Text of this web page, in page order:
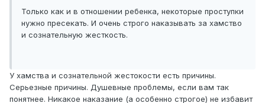
Только как и в отношении ребенка, некоторые проступки
нужно пресекать. И очень строго наказывать за хамство
и сознательную жесткость.
У хамства и сознательной жестокости есть причины.
Серьезные причины. Душевные проблемы, если вам так
понятнее. Никакое наказание (а особенно строгое) не избавит